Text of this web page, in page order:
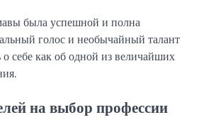
была успешной и полна
голос и необычайный талант
о себе как об одной из величайших
на выбор профессии